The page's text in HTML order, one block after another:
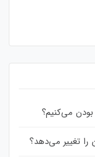
می‌کنیم؟
را تغییر می‌دهد؟